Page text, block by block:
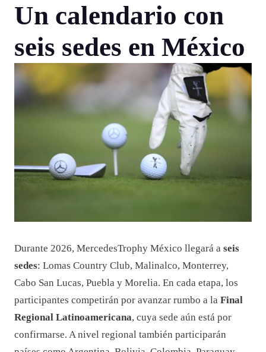
Un calendario con
seis sedes en México
Durante 2026, MercedesTrophy México llegará a seis
sedes: Lomas Country Club, Malinalco, Monterrey,
Cabo San Lucas, Puebla y Morelia. En cada etapa, los
participantes competirán por avanzar rumbo a la Final
Regional Latinoamericana, cuya sede aún está por
confirmarse. A nivel regional también participarán